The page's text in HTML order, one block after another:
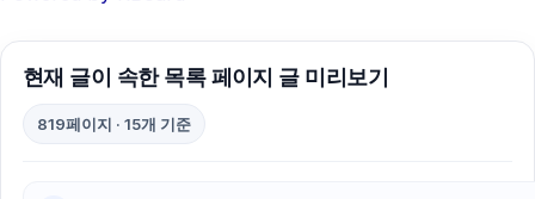
병원마케팅
현재 글이 속한 목록 페이지 글 미리보기
819페이지 · 15개 기준